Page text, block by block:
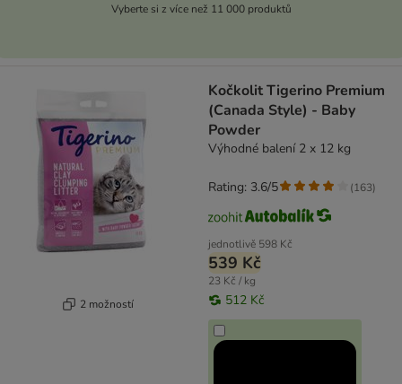
Vyberte si z více než 11 000 produktů
2 možností
Kočkolit Tigerino Premium
(Canada Style) - Baby
Powder
Výhodné balení 2 x 12 kg
jednotlivě 598 Kč
539 Kč
23 Kč / kg
512 Kč
Rating: 3.6/5 (163)